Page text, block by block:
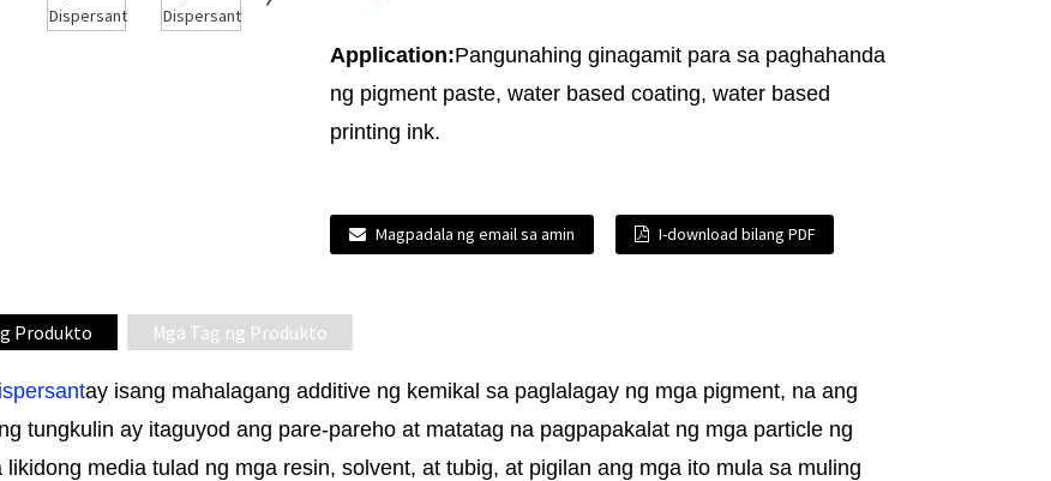
Application:Pangunahing ginagamit para sa paghahanda
ng pigment paste, water based coating, water based
printing ink.
Magpadala ng email sa amin I-download bilang PDF
Produkto Mga Tag ng Produkto
ay isang mahalagang additive ng kemikal sa paglalagay ng mga pigment, na ang
tungkulin ay itaguyod ang pare-pareho at matatag na pagpapakalat ng mga particle ng
likidong media tulad ng mga resin, solvent, at tubig, at pigilan ang mga ito mula sa muling